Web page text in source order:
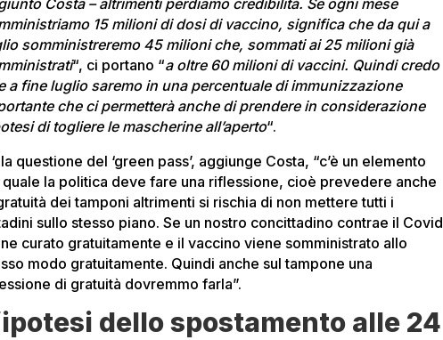
Costa – altrimenti perdiamo credibilità. Se ogni mese
15 milioni di dosi di vaccino, significa che da qui a
somministreremo 45 milioni che, sommati ai 25 milioni già
“, ci portano “a oltre 60 milioni di vaccini. Quindi credo
a fine luglio saremo in una percentuale di immunizzazione
che ci permetterà anche di prendere in considerazione
di togliere le mascherine all’aperto“.
questione del ‘green pass’, aggiunge Costa, “c’è un elemento
quale la politica deve fare una riflessione, cioè prevedere anche
dei tamponi altrimenti si rischia di non mettere tutti i
sullo stesso piano. Se un nostro concittadino contrae il Covid
curato gratuitamente e il vaccino viene somministrato allo
modo gratuitamente. Quindi anche sul tampone una
di gratuità dovremmo farla”.
dello spostamento alle 24